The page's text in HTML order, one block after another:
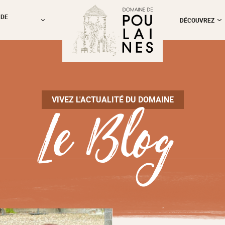
DÉCOUVREZ
VIVEZ L'ACTUALITÉ DU DOMAINE
Le Blog